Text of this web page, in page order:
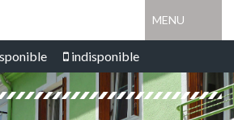
MENU
indisponible